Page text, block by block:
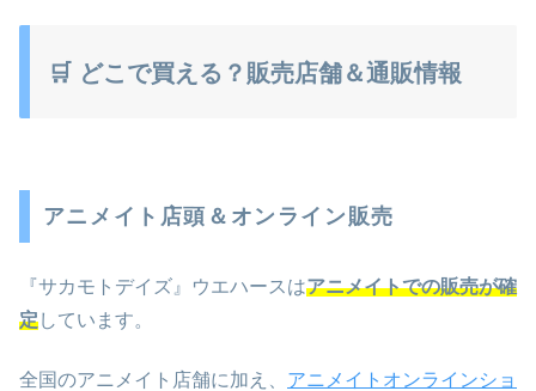
🛒 どこで買える？販売店舗＆通販情報
アニメイト店頭＆オンライン販売
『サカモトデイズ』ウエハースはアニメイトでの販売が確
定しています。
全国のアニメイト店舗に加え、 アニメイトオンラインショ